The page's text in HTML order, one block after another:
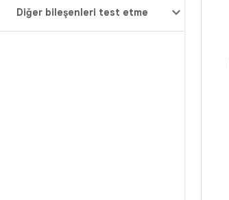
Diğer bileşenleri test etme